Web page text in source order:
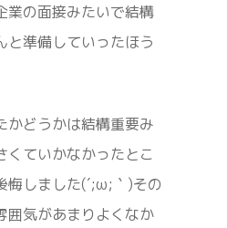
業の面接みたいで結構
と準備していったほう
かどうかは結構重要み
くていかなかったとこ
悔しました(´;ω;｀)その
囲気があまりよくなか